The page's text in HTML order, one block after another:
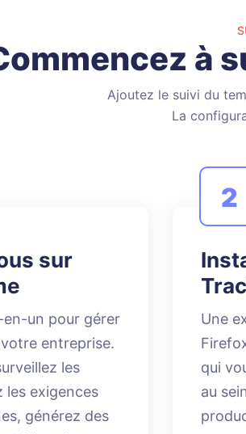
à
Ajoutez le suivi du
La
sur
un pour gérer
entreprise.
les
les exigences
générez des
2
Une
qui
au